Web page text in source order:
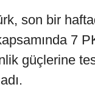
son bir
7
güçlerine